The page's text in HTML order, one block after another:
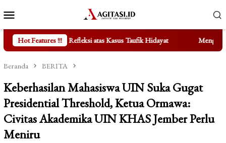
ke
kontenMobile
Hot Features !!!
atas Kasus Taufik Hidayat Mengungkap Fakta di Balik
Beranda BERITA
Keberhasilan Mahasiswa UIN Suka Gugat
Presidential Threshold, Ketua Ormawa:
Civitas Akademika UIN KHAS Jember Perlu
Meniru